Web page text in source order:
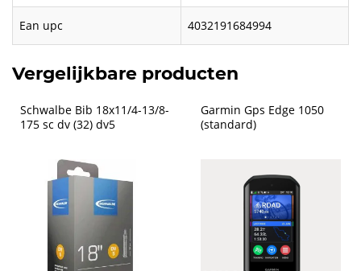
Ean upc 4032191684994
Vergelijkbare producten
Schwalbe Bib 18x11/4-13/8-
175 sc dv (32) dv5
Garmin Gps Edge 1050
(standard)